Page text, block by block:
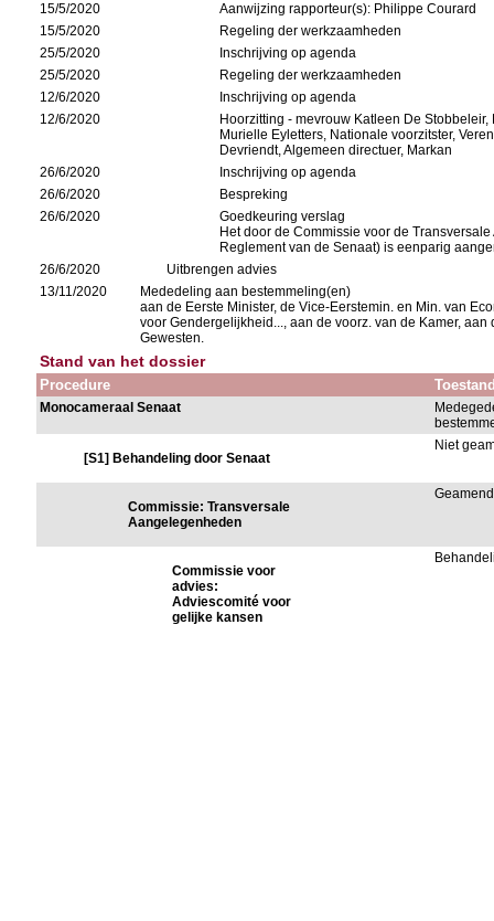
15/5/2020
Aanwijzing rapporteur(s): Philippe Courard
15/5/2020
Regeling der werkzaamheden
25/5/2020
Inschrijving op agenda
25/5/2020
Regeling der werkzaamheden
12/6/2020
Inschrijving op agenda
12/6/2020
Hoorzitting - mevrouw Katleen De
Murielle Eyletters, Nationale voorzitster,
Devriendt, Algemeen directuer, Markan
26/6/2020
Inschrijving op agenda
26/6/2020
Bespreking
26/6/2020
Goedkeuring verslag
Het door de Commissie voor de
Reglement van de Senaat) is eenparig
26/6/2020
Uitbrengen advies
13/11/2020
Mededeling aan bestemmeling(en)
aan de Eerste Minister, de Vice-Eerstemin. en Min. van
voor Gendergelijkheid..., aan de voorz. van de Kamer,
Gewesten.
Stand van het dossier
Procedure
Monocameraal Senaat
[S1] Behandeling door Senaat
Niet
Commissie: Transversale
Aangelegenheden
Commissie voor
advies:
Adviescomité voor
gelijke kansen